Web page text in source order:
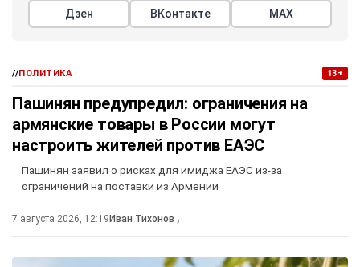
Дзен ВКонтакте МАХ
//ПОЛИТИКА 13+
Пашинян предупредил: ограничения на
армянские товары в России могут
настроить жителей против ЕАЭС
Пашинян заявил о рисках для имиджа ЕАЭС из-за
ограничений на поставки из Армении
7 августа 2026, 12:19Иван Тихонов ,